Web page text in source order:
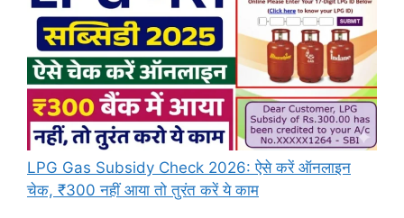
LPG Gas Subsidy Check 2026: ऐसे करें ऑनलाइन
चेक, ₹300 नहीं आया तो तुरंत करें ये काम